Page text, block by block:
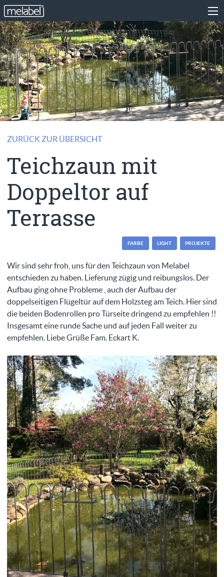
ZURÜCK ZUR ÜBERSICHT
Teichzaun mit
Doppeltor auf
Terrasse
FARBE LIGHT PROJEKTE
Wir sind sehr froh, uns für den Teichzaun von Melabel
entschieden zu haben. Lieferung zügig und reibungslos. Der
Aufbau ging ohne Probleme , auch der Aufbau der
doppelseitigen Flügeltür auf dem Holzsteg am Teich. Hier sind
die beiden Bodenrollen pro Türseite dringend zu empfehlen !!
Insgesamt eine runde Sache und auf jeden Fall weiter zu
empfehlen. Liebe Grüße Fam. Eckart K.